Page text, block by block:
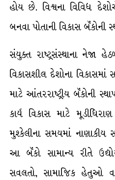
હોય છે. વિશ્વના વિવિધ
બનવા પોતાની વિકાસ બૅંકોની
સંયુક્ત રાષ્ટ્રસંસ્થાના નેજા
વિકાસશીલ દેશોના
માટે આંતરરાષ્ટ્રીય બૅંકોની
કાર્ય વિકાસ માટે
મુશ્કેલીના સમયમાં નાણાકીય
આ બૅંકો સામાન્ય રીતે
સવલતો, સામાજિક હેતુઓ